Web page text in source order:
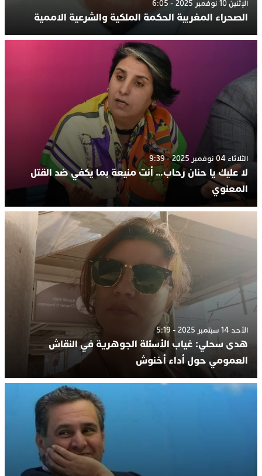
الإثنين 10 نوفمبر 2025 - 6:05
الصحراء المغربية الحكمة الملكية والشرعية الاممية
الثلاثاء 04 نوفمبر 2025 - 9:39
لا عليك يا حنان رحاب… أنت منيعة بما يكفي ضد القتل
المعنوي
الأحد 14 سبتمبر 2025 - 5:19
هدى سحلي: غياب الأسئلة الجوهرية في النقاش
العمومي حول أداء أخنوش